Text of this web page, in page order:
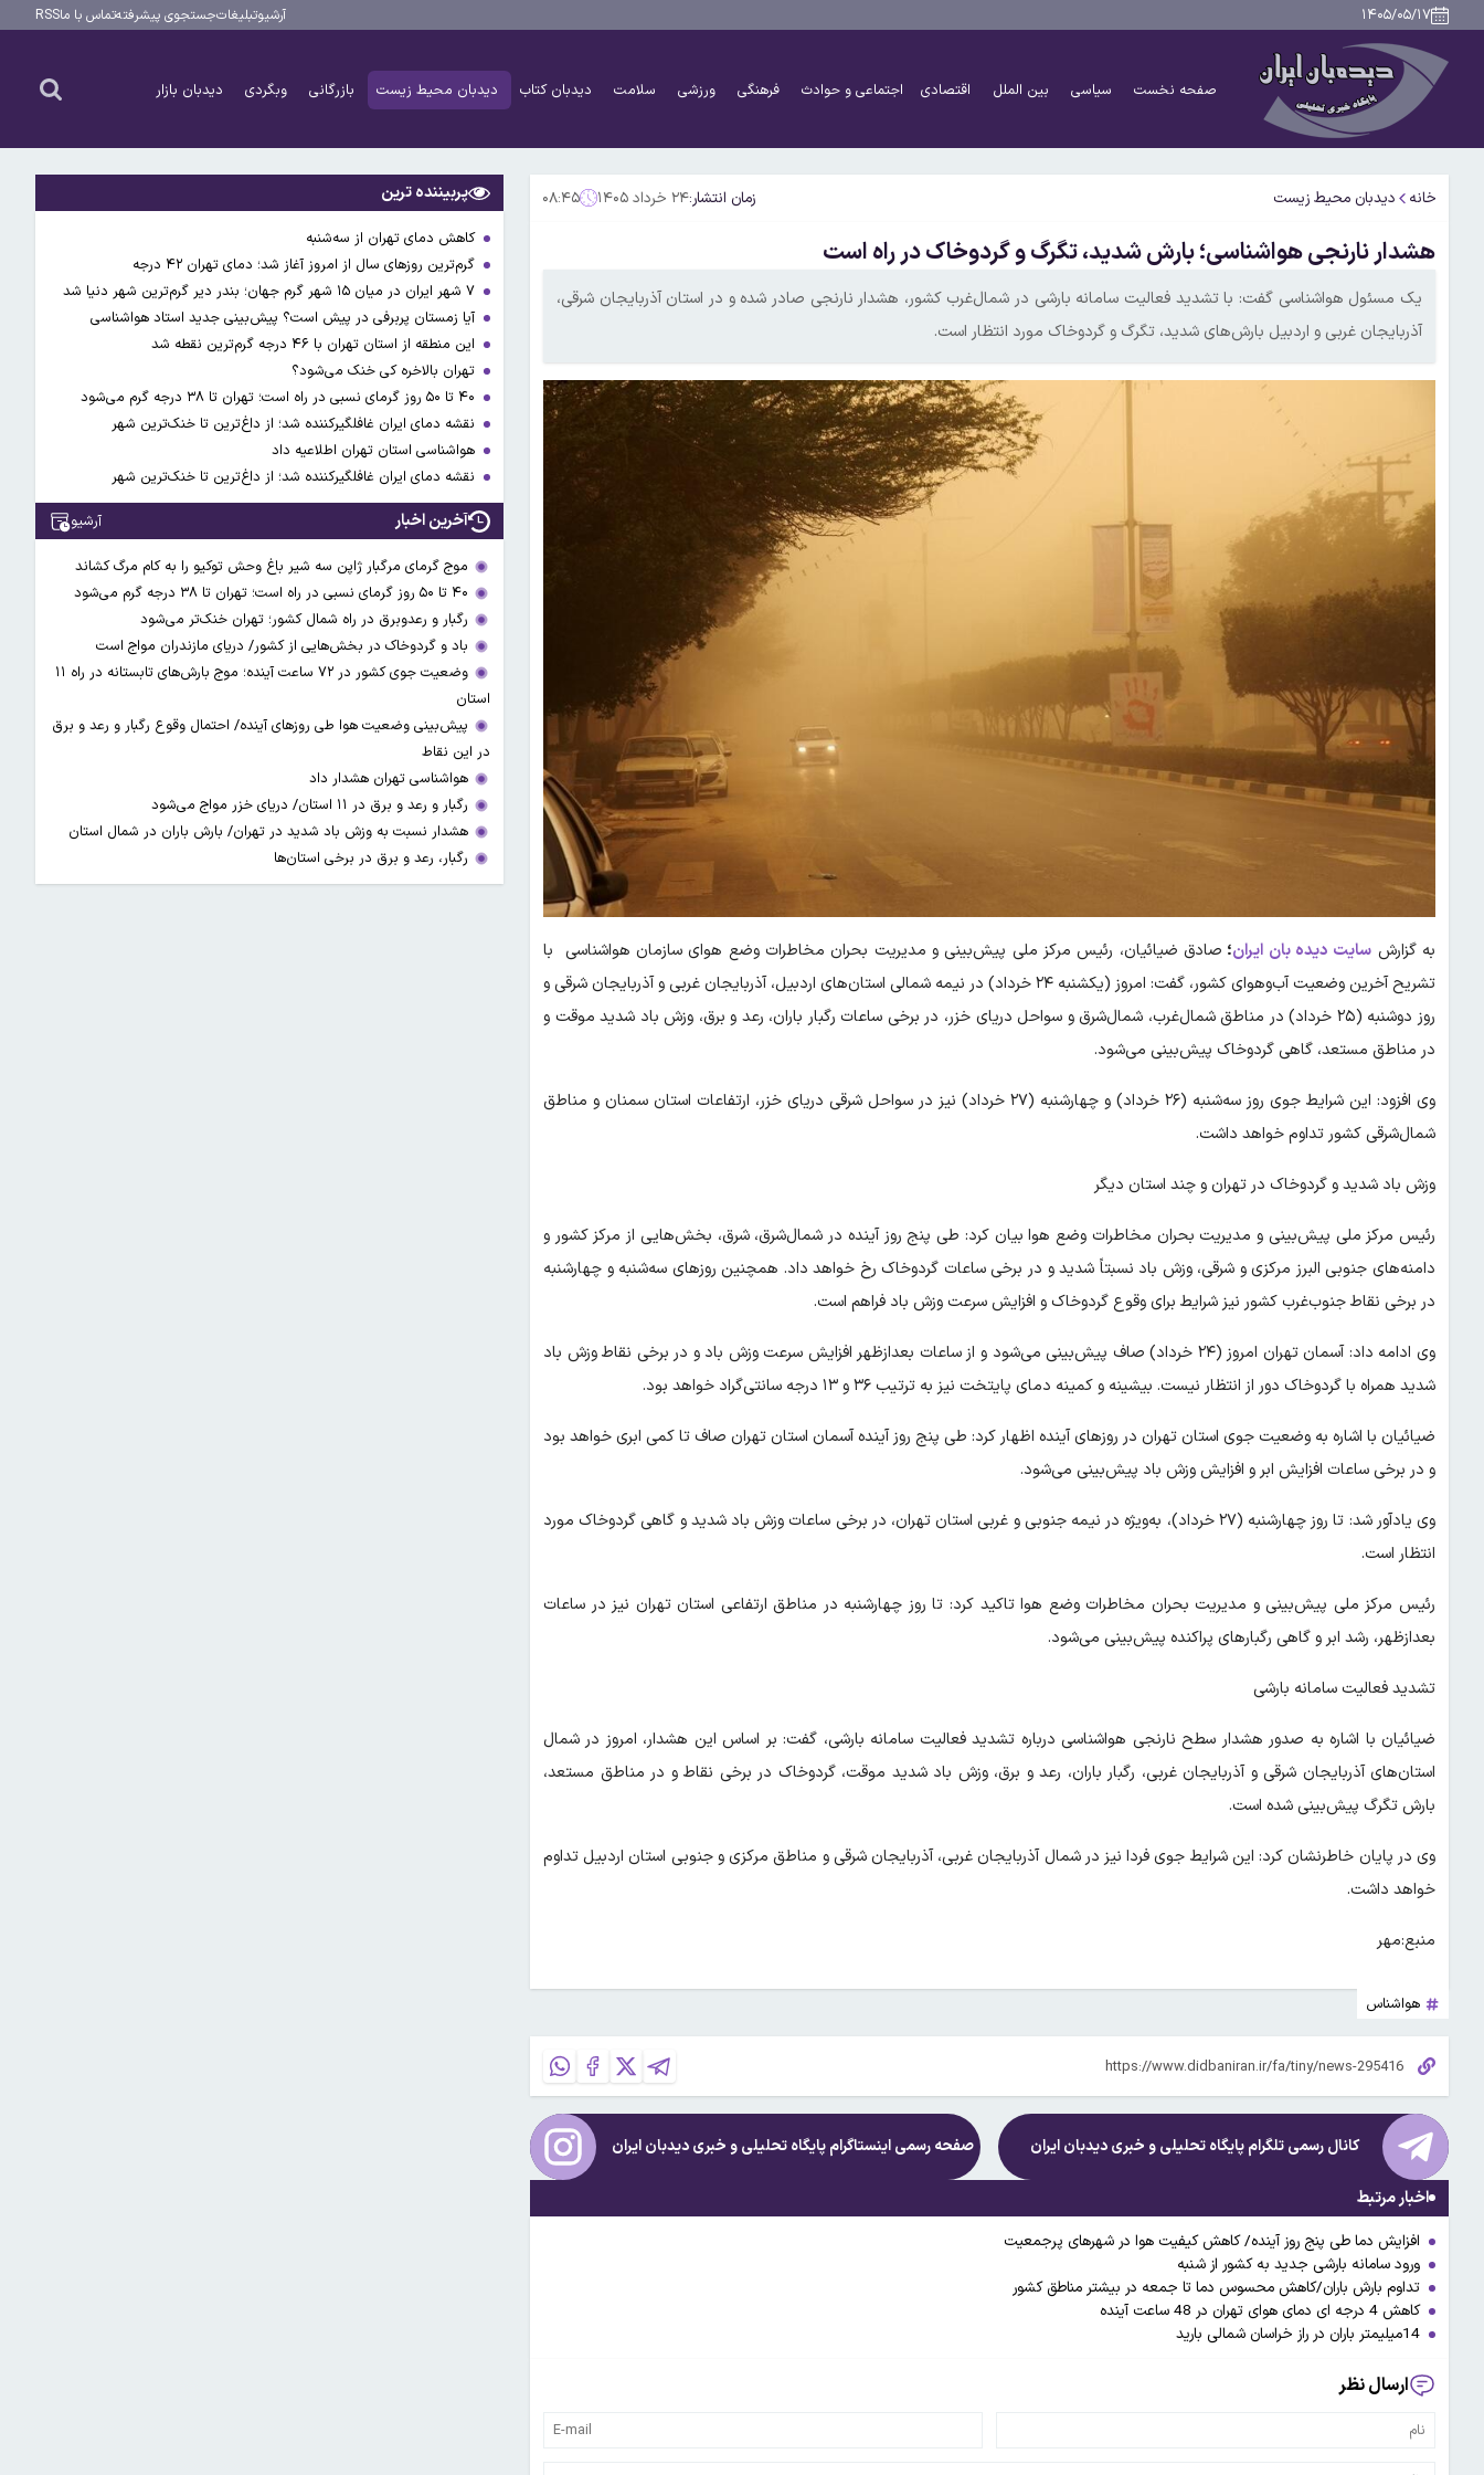
۱۴۰۵/۰۵/۱۷ آرشیوتبلیغاتجستجوی پیشرفتهتماس با ماRSS
صفحه نخست سیاسی بین الملل اقتصادی اجتماعی و حوادث فرهنگی ورزشی سلامت دیدبان کتاب دیدبان محیط زیست بازرگانی وبگردی دیدبان بازار
خانه دیدبان محیط زیست زمان انتشار:۲۴ خرداد ۱۴۰۵ ۰۸:۴۵
هشدار نارنجی هواشناسی؛ بارش شدید، تگرگ و گردوخاک در راه است
یک مسئول هواشناسی گفت: با تشدید فعالیت سامانه بارشی در شمال‌غرب کشور، هشدار نارنجی صادر شده و در استان آذربایجان شرقی،
آذربایجان غربی و اردبیل بارش‌های شدید، تگرگ و گردوخاک مورد انتظار است.
به گزارش سایت دیده بان ایران؛ صادق ضیائیان، رئیس مرکز ملی پیش‌بینی و مدیریت بحران مخاطرات وضع هوای سازمان هواشناسی با
تشریح آخرین وضعیت آب‌وهوای کشور، گفت: امروز (یکشنبه ۲۴ خرداد) در نیمه شمالی استان‌های اردبیل، آذربایجان غربی و آذربایجان شرقی و
روز دوشنبه (۲۵ خرداد) در مناطق شمال‌غرب، شمال‌شرق و سواحل دریای خزر، در برخی ساعات رگبار باران، رعد و برق، وزش باد شدید موقت و
در مناطق مستعد، گاهی گردوخاک پیش‌بینی می‌شود.
وی افزود: این شرایط جوی روز سه‌شنبه (۲۶ خرداد) و چهارشنبه (۲۷ خرداد) نیز در سواحل شرقی دریای خزر، ارتفاعات استان سمنان و مناطق
شمال‌شرقی کشور تداوم خواهد داشت.
وزش باد شدید و گردوخاک در تهران و چند استان دیگر
رئیس مرکز ملی پیش‌بینی و مدیریت بحران مخاطرات وضع هوا بیان کرد: طی پنج روز آینده در شمال‌شرق، شرق، بخش‌هایی از مرکز کشور و
دامنه‌های جنوبی البرز مرکزی و شرقی، وزش باد نسبتاً شدید و در برخی ساعات گردوخاک رخ خواهد داد. همچنین روزهای سه‌شنبه و چهارشنبه
در برخی نقاط جنوب‌غرب کشور نیز شرایط برای وقوع گردوخاک و افزایش سرعت وزش باد فراهم است.
وی ادامه داد: آسمان تهران امروز (۲۴ خرداد) صاف پیش‌بینی می‌شود و از ساعات بعدازظهر افزایش سرعت وزش باد و در برخی نقاط وزش باد
شدید همراه با گردوخاک دور از انتظار نیست. بیشینه و کمینه دمای پایتخت نیز به ترتیب ۳۶ و ۱۳ درجه سانتی‌گراد خواهد بود.
ضیائیان با اشاره به وضعیت جوی استان تهران در روزهای آینده اظهار کرد: طی پنج روز آینده آسمان استان تهران صاف تا کمی ابری خواهد بود
و در برخی ساعات افزایش ابر و افزایش وزش باد پیش‌بینی می‌شود.
وی یادآور شد: تا روز چهارشنبه (۲۷ خرداد)، به‌ویژه در نیمه جنوبی و غربی استان تهران، در برخی ساعات وزش باد شدید و گاهی گردوخاک مورد
انتظار است.
رئیس مرکز ملی پیش‌بینی و مدیریت بحران مخاطرات وضع هوا تاکید کرد: تا روز چهارشنبه در مناطق ارتفاعی استان تهران نیز در ساعات
بعدازظهر، رشد ابر و گاهی رگبارهای پراکنده پیش‌بینی می‌شود.
تشدید فعالیت سامانه بارشی
ضیائیان با اشاره به صدور هشدار سطح نارنجی هواشناسی درباره تشدید فعالیت سامانه بارشی، گفت: بر اساس این هشدار، امروز در شمال
استان‌های آذربایجان شرقی و آذربایجان غربی، رگبار باران، رعد و برق، وزش باد شدید موقت، گردوخاک در برخی نقاط و در مناطق مستعد،
بارش تگرگ پیش‌بینی شده است.
وی در پایان خاطرنشان کرد: این شرایط جوی فردا نیز در شمال آذربایجان غربی، آذربایجان شرقی و مناطق مرکزی و جنوبی استان اردبیل تداوم
خواهد داشت.
منبع:مهر
هواشناس
کانال رسمی تلگرام پایگاه تحلیلی و خبریدیدبان ایران صفحه رسمی اینستاگرام پایگاه تحلیلی و خبریدیدبان ایران
اخبار مرتبط
افزایش دما طی پنج روز آینده/ کاهش کیفیت هوا در شهرهای پرجمعیت
ورود سامانه بارشی جدید به کشور از شنبه
تداوم بارش باران/کاهش محسوس دما تا جمعه در بیشتر مناطق کشور
کاهش 4 درجه ای دمای هوای تهران در 48 ساعت آینده
14میلیمتر باران در راز خراسان شمالی بارید
ارسال نظر
پربیننده ترین
کاهش دمای تهران از سه‌شنبه
گرم‌ترین روزهای سال از امروز آغاز شد؛ دمای تهران ۴۲ درجه
آیا زمستان پربرفی در پیش است؟ پیش‌بینی جدید استاد هواشناسی
این منطقه از استان تهران با ۴۶ درجه گرم‌ترین نقطه شد
تهران بالاخره کی خنک می‌شود؟
نقشه دمای ایران غافلگیرکننده شد؛ از داغ‌ترین تا خنک‌ترین شهر
هواشناسی استان تهران اطلاعیه داد
نقشه دمای ایران غافلگیرکننده شد؛ از داغ‌ترین تا خنک‌ترین شهر
آخرین اخبار آرشیو
موج گرمای مرگبار ژاپن سه شیر باغ وحش توکیو را به کام مرگ کشاند
۴۰ تا ۵۰ روز گرمای نسبی در راه است؛ تهران تا ۳۸ درجه گرم می‌شود
رگبار و رعدوبرق در راه شمال کشور؛ تهران خنک‌تر می‌شود
باد و گردوخاک در بخش‌هایی از کشور/ دریای مازندران مواج است
وضعیت جوی کشور در ۷۲ ساعت آینده؛ موج بارش‌های تابستانه در راه ۱۱
استان
پیش‌بینی وضعیت هوا طی روزهای آینده/ احتمال وقوع رگبار و رعد و برق
در این نقاط
هواشناسی تهران هشدار داد
رگبار و رعد و برق در ۱۱ استان‌/ دریای خزر مواج می‌شود
هشدار نسبت به وزش باد شدید در تهران/ بارش باران در شمال استان
رگبار، رعد و برق در برخی استان‌ها